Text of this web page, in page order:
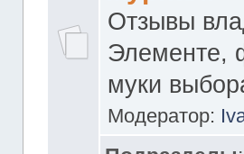
Отзывы
Элементе,
муки
Модератор: